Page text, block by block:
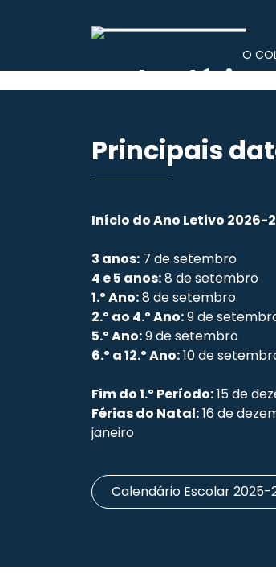
Colégio Valsassina
O
Calendário
Principais
Início do Ano Letivo 2026-
3 anos: 7 de setembro
4 e 5 anos:8 de setembro
1.º Ano:8 de setembro
2.º ao 4.º Ano:9 de
5.º Ano:9 de setembro
6.º a 12.º Ano:10 de
Fim do 1.º Período:15 de
Férias do Natal:16 de
janeiro
Calendário Escolar 2025-